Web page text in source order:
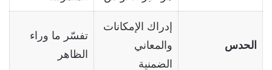
الحدس
إدراك الإمكانات
والمعاني
الضمنية
تفسّر ما وراء
الظاهر